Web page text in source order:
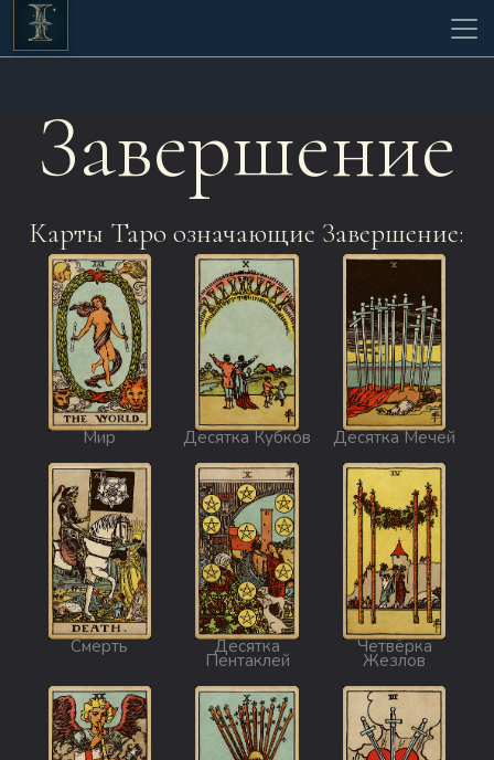
Завершение
Карты Таро означающие Завершение:
Мир Десятка Кубков Десятка Мечей
Смерть Десятка
Пентаклей
Четвёрка
Жезлов